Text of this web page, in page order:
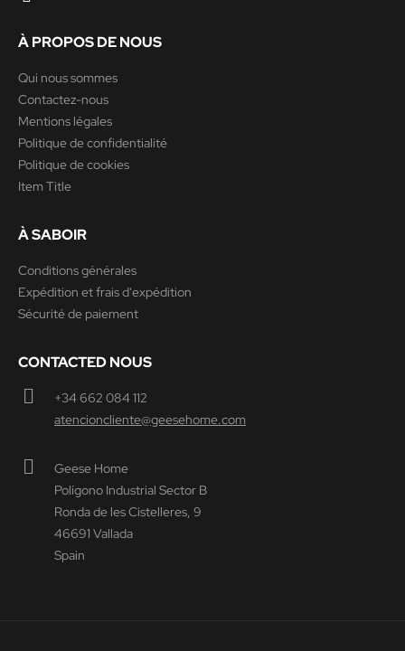
À PROPOS DE NOUS
Qui nous sommes
Contactez-nous
Mentions légales
Politique de confidentialité
Politique de cookies
Item Title
À SABOIR
Conditions générales
Expédition et frais d'expédition
Sécurité de paiement
CONTACTED NOUS
+34 662 084 112
atencioncliente@geesehome.com
Geese Home
Polígono Industrial Sector B
Ronda de les Cistelleres, 9
46691 Vallada
Spain